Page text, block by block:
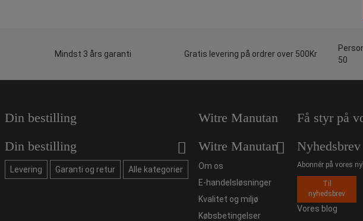
Mindst 3 års garanti Gratis levering på ordrer over 500Kr
50
Din bestilling
Din bestilling
Levering Garanti og retur Alle kategorier
Witre Manutan
Witre Manutan
Om os
E-handelsløsninger
Kvalitet og miljø
Købsbetingelser
Få styr på
Nyhedsbrev
Abonnér på vores
Til
nyhedsbrev
Vores blog